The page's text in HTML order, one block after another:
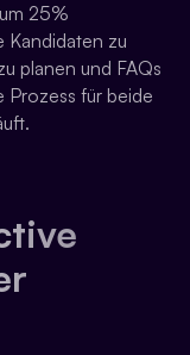
25%
Kandidaten zu
planen und FAQs
für beide